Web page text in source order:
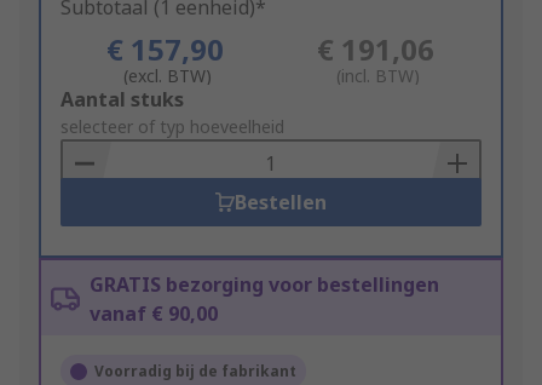
Subtotaal (1 eenheid)*
€ 157,90
(excl. BTW)
€ 191,06
(incl. BTW)
Add
to
Basket
Aantal stuks
selecteer of typ hoeveelheid
Bestellen
GRATIS bezorging voor bestellingen
vanaf € 90,00
Voorradig bij de fabrikant